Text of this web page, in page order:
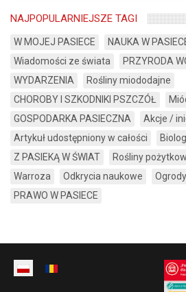
NAJPOPULARNIEJSZE TAGI
W MOJEJ PASIECE NAUKA W
Wiadomości ze świata
PRZYRODA
WYDARZENIA
Rośliny miododajne
CHOROBY I SZKODNIKI PSZCZÓŁ
GOSPODARKA PASIECZNA
Akcje /
Artykuł udostępniony w całości
Z PASIEKĄ W ŚWIAT
Rośliny
Warroza
Odkrycia naukowe
PRAWO W PASIECE